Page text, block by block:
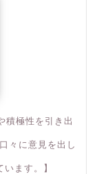
積極性を引き出
々に意見を出し
ます。】